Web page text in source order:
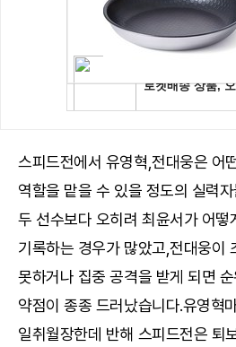
스피드전에서 유영혁,전대웅은 어
역할을 맡을 수 있을 정도의 실력
두 선수보다 오히려 최윤서가 어떻
기록하는 경우가 많았고,전대웅이
못하거나 집중 공격을 받게 되면
약점이 종종 드러났습니다.유영혁
일취월장한데 반해 스피드전은 퇴